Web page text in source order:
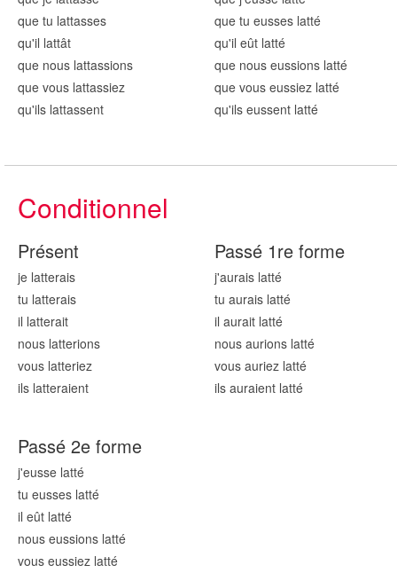
que tu lattasses
qu'il lattât
que nous lattassions
que vous lattassiez
qu'ils lattassent
que tu eusses latté
qu'il eût latté
que nous eussions latté
que vous eussiez latté
qu'ils eussent latté
Conditionnel
Présent
je latterais
tu latterais
il latterait
nous latterions
vous latteriez
ils latteraient
Passé 1re forme
j'aurais latté
tu aurais latté
il aurait latté
nous aurions latté
vous auriez latté
ils auraient latté
Passé 2e forme
j'eusse latté
tu eusses latté
il eût latté
nous eussions latté
vous eussiez latté